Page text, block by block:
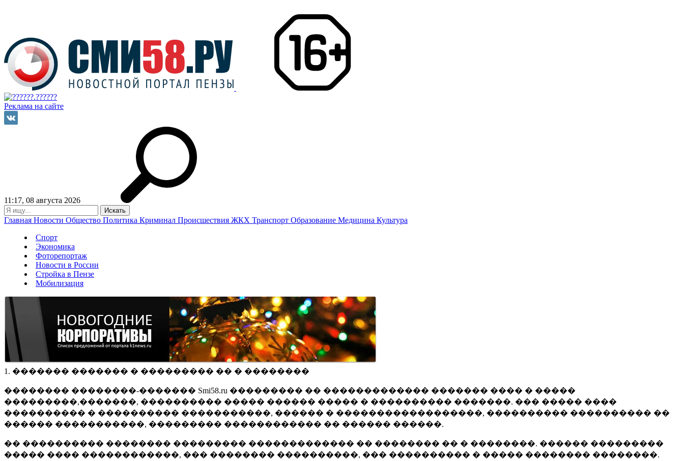
Реклама на сайте
11:17, 08 августа 2026
Главная Новости Общество Политика Криминал Происшествия ЖКХ Транспорт Образование Медицина Культура
Спорт
Экономика
Фоторепортаж
Новости в России
Стройка в Пензе
Мобилизация
1. ������� ������� � ��������� �� � ��������
�������� ��������-������� Smi58.ru ��������� �� ������������� ������� ���� � �����
���������,�������, ���������� ����� ������ ����� � ���������� �������. ��� ����� ����
���������� � ���������� �����������, ������ � ������������������, ���������� ���������� ��
������ �����������, ��������� ������������ �� ������ ������.
�� ���������� �������� ��������� ������������� �� �������� �� � ��������. ������ ���������
����� ���� ������������, ��� �������� ����������, ��� ���������� � ����� �������� ��������.